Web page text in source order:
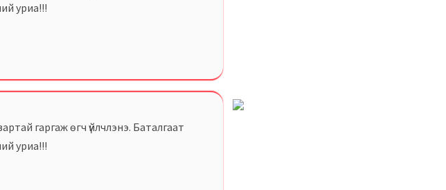
уриа!!!
гаргаж өгч үйлчлэнэ. Баталгаат
уриа!!!